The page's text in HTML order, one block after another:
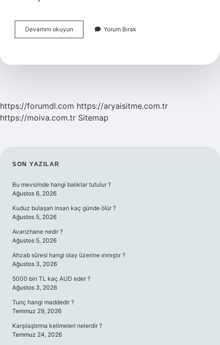
Devamını okuyun
Celil
Yorum Bırak
https://forumdl.com https://aryaisitme.com.tr
https://moiva.com.tr Sitemap
SIDEBAR
SON YAZILAR
Bu mevsimde hangi balıklar tutulur ?
Ağustos 6, 2026
Kuduz bulaşan insan kaç günde ölür ?
Ağustos 5, 2026
Avarızhane nedir ?
Ağustos 5, 2026
Ahzab sûresi hangi olay üzerine ınmıştır ?
Ağustos 3, 2026
5000 bin TL kaç AUD eder ?
Ağustos 3, 2026
Tunç hangi maddedir ?
Temmuz 29, 2026
Karşılaştırma kelimeleri nelerdir ?
Temmuz 24, 2026